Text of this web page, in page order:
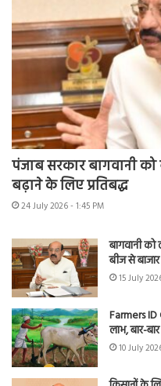
पंजाब सरकार बागवानी
बढ़ाने के लिए प्रतिबद्ध
24 July 2026 - 1:45 PM
बागवानी
बीज से
15 July
Farmers ID
लाभ, बार-
10 July